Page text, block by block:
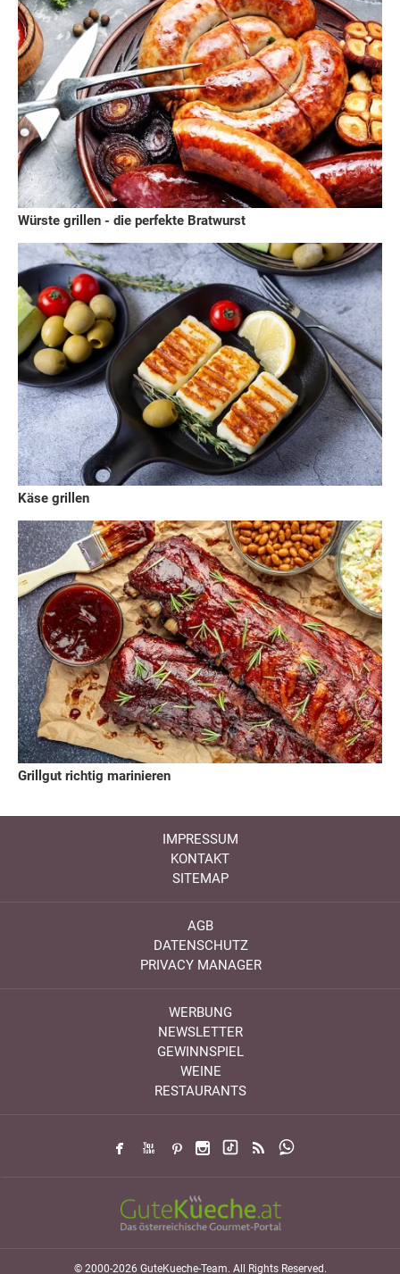
Würste grillen - die perfekte Bratwurst
Käse grillen
Grillgut richtig marinieren
IMPRESSUM
KONTAKT
SITEMAP
AGB
DATENSCHUTZ
PRIVACY MANAGER
WERBUNG
NEWSLETTER
GEWINNSPIEL
WEINE
RESTAURANTS
© 2000-2026 GuteKueche-Team. All Rights Reserved.